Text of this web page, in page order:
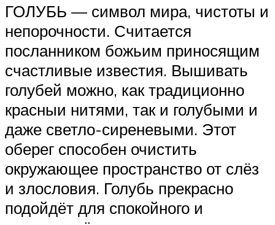
ГОЛУБЬ — символ мира, чистоты и
непорочности. Считается
посланником божьим приносящим
счастливые известия. Вышивать
голубей можно, как традиционно
красныи нитями, так и голубыми и
даже светло-сиреневыми. Этот
оберег способен очистить
окружающее пространство от слёз
и злословия. Голубь прекрасно
подойдёт для спокойного и